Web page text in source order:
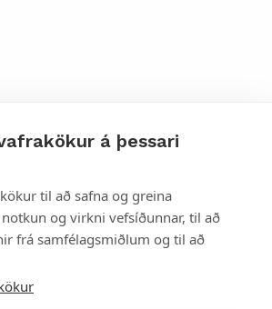
á þessari
til að safna og greina
og virkni vefsíðunnar, til að
frá samfélagsmiðlum og til að
leið